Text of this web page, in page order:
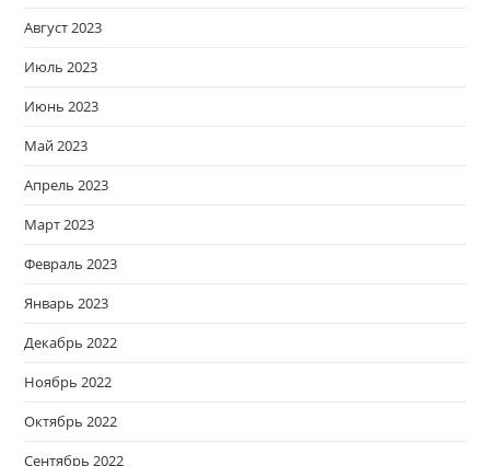
Август 2023
Июль 2023
Июнь 2023
Май 2023
Апрель 2023
Март 2023
Февраль 2023
Январь 2023
Декабрь 2022
Ноябрь 2022
Октябрь 2022
Сентябрь 2022